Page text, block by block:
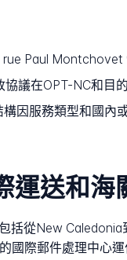
Paul
協議在OPT-NC和目
因服務類型和國內
運送和海
括從New
國際郵件處理中心